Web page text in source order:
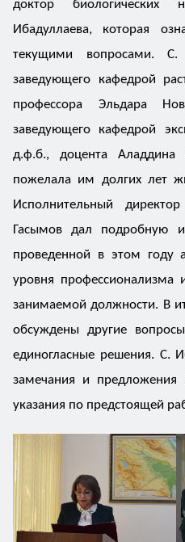
доктор биологических
Ибадуллаева, которая
текущими вопросами. С.
заведующего кафедрой
профессора Эльдара
заведующего кафедрой
д.ф.б., доцента
пожелала им долгих лет
Исполнительный
Гасымов дал подробную
проведенной в этом году
уровня профессионализма
занимаемой должности. В
обсуждены другие
единогласные решения. С.
замечания и
указания по предстоящей